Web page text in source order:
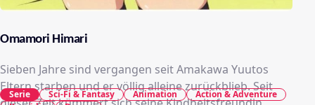
Omamori Himari
Sieben Jahre sind vergangen seit Amakawa Yuutos
Eltern starben und er völlig alleine zurückblieb. Seit
Serie Sci-Fi & Fantasy Animation
Action & Adventure